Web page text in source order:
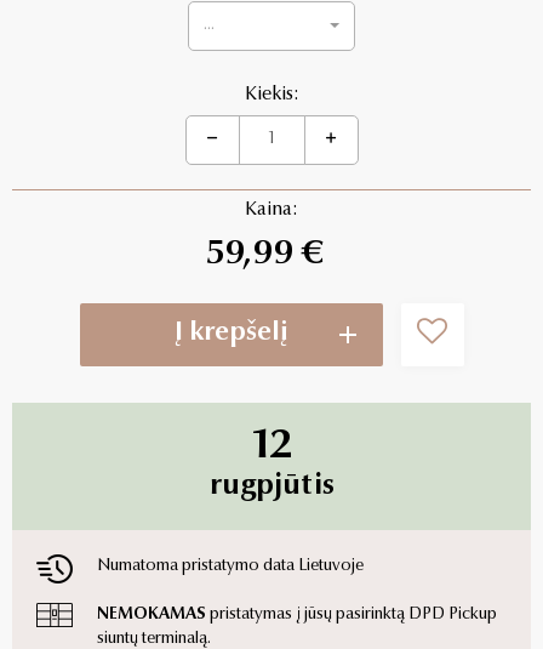
...
Kiekis:
Kaina:
59,99 €
Į krepšelį
12
rugpjūtis
Numatoma pristatymo data Lietuvoje
NEMOKAMAS pristatymas į jūsų pasirinktą DPD Pickup
siuntų terminalą.